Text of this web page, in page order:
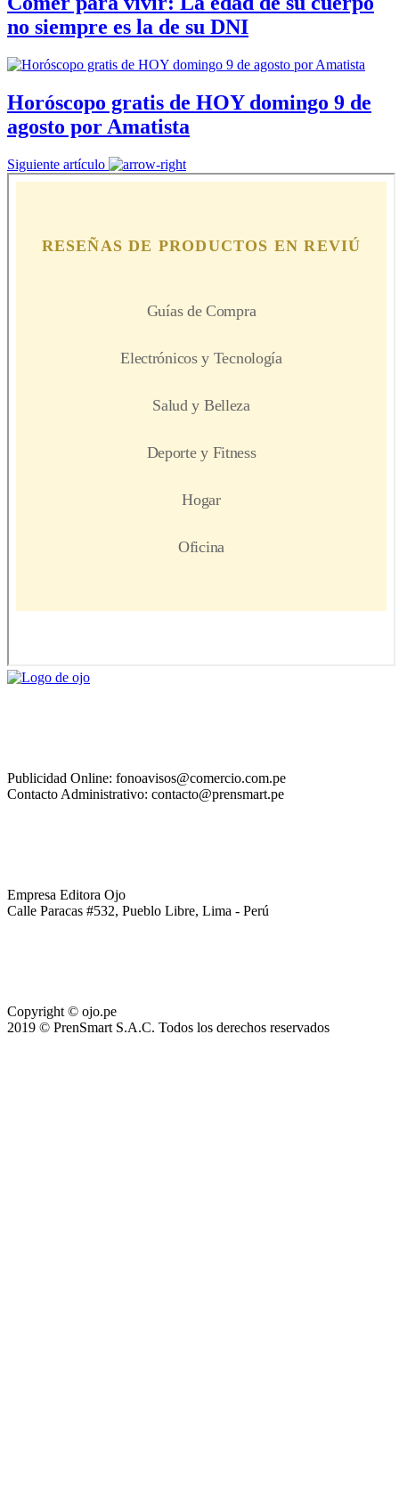
no siempre es la de su DNI
Horóscopo gratis de HOY domingo 9 de
agosto por Amatista
Siguiente artículo
Publicidad Online: fonoavisos@comercio.com.pe
Contacto Administrativo: contacto@prensmart.pe
Empresa Editora Ojo
Calle Paracas #532, Pueblo Libre, Lima - Perú
Copyright © ojo.pe
2019 © PrenSmart S.A.C. Todos los derechos reservados